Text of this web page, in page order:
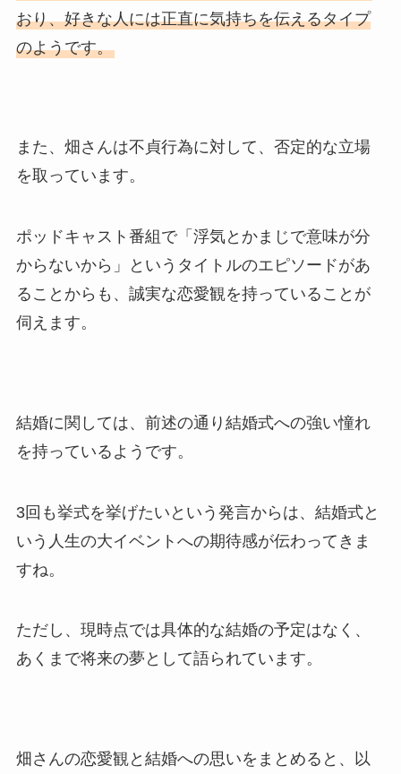
おり、好きな人には正直に気持ちを伝えるタイプ
のようです。
また、畑さんは不貞行為に対して、否定的な立場
を取っています。
ポッドキャスト番組で「浮気とかまじで意味が分
からないから」というタイトルのエピソードがあ
ることからも、誠実な恋愛観を持っていることが
伺えます。
結婚に関しては、前述の通り結婚式への強い憧れ
を持っているようです。
3回も挙式を挙げたいという発言からは、結婚式と
いう人生の大イベントへの期待感が伝わってきま
すね。
ただし、現時点では具体的な結婚の予定はなく、
あくまで将来の夢として語られています。
畑さんの恋愛観と結婚への思いをまとめると、以